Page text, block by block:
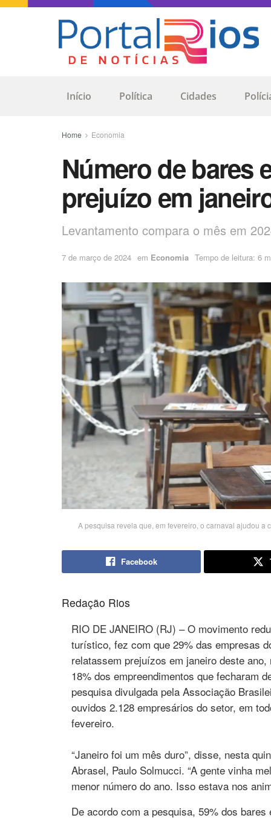
Início Política Cidades
Home Economia
Número de bares
prejuízo em
Levantamento compara o mês em
7 de março de 2024 em Economia Tempo de leitura: 6
A pesquisa revela que, em fevereiro, o carnaval ajudou a
Facebook
Redação Rios
RIO DE JANEIRO (RJ) – O movimento
turístico, fez com que 29% das empresas
relatassem prejuízos em janeiro deste
18% dos empreendimentos que fecharam
pesquisa divulgada pela Associação
ouvidos 2.128 empresários do setor, em
fevereiro.
“Janeiro foi um mês duro”, disse, nesta
Abrasel, Paulo Solmucci. “A gente vinha
menor número do ano. Isso estava nos
De acordo com a pesquisa, 59% dos